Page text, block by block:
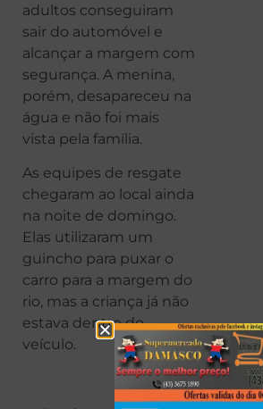
adultos conseguiram
sair do automóvel e
alcançar a margem com
segurança. A menina,
porém, desapareceu na
água e não foi mais
vista pela família.
As equipes de resgate
chegaram ao local ainda
na noite de domingo.
Elas utilizaram um
guincho para puxar o
carro para a margem do
rio, mas a criança já não
estava dentro do
veículo.